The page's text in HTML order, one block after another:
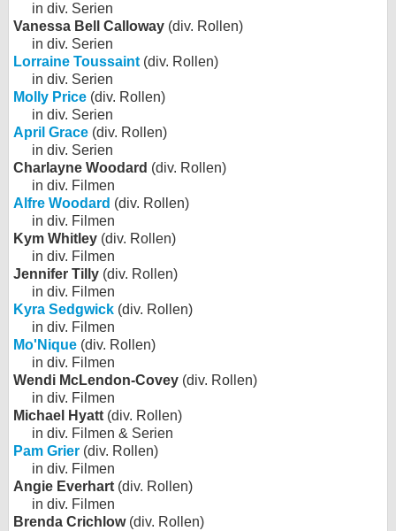
in div. Serien
Vanessa Bell Calloway (div. Rollen)
in div. Serien
Lorraine Toussaint (div. Rollen)
in div. Serien
Molly Price (div. Rollen)
in div. Serien
April Grace (div. Rollen)
in div. Serien
Charlayne Woodard (div. Rollen)
in div. Filmen
Alfre Woodard (div. Rollen)
in div. Filmen
Kym Whitley (div. Rollen)
in div. Filmen
Jennifer Tilly (div. Rollen)
in div. Filmen
Kyra Sedgwick (div. Rollen)
in div. Filmen
Mo'Nique (div. Rollen)
in div. Filmen
Wendi McLendon-Covey (div. Rollen)
in div. Filmen
Michael Hyatt (div. Rollen)
in div. Filmen & Serien
Pam Grier (div. Rollen)
in div. Filmen
Angie Everhart (div. Rollen)
in div. Filmen
Brenda Crichlow(div. Rollen)